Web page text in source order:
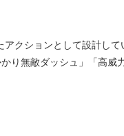
クションとして設計して
り無敵ダッシュ」「高